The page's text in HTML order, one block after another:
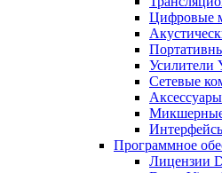
Цифровые
Усилители
Сетевые
Микшерные
Программное
Лицензии